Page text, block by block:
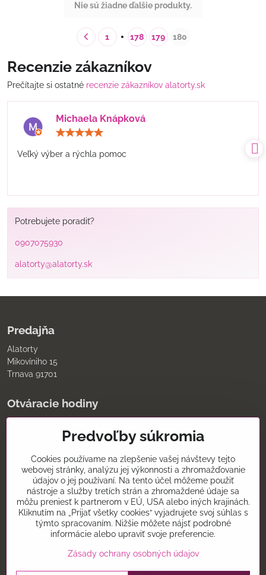
Nie sú žiadne ďalšie produkty.
1 178 179 180
Recenzie zákazníkov
Prečítajte si ostatné recenzie zákazníkov alatorty.sk
Michaela Knápková
Veľký výber a rýchla pomoc
Potrebujete poradiť?
0907075930
alatorty@alatorty.sk
Predajňa
Alatorty
Mikovíniho 15
Trnava 91701
Otváracie hodiny
9:00 - 11:30 12:00 - 18:00
nedeľa
Kontakt
0907075930
alatorty@alatorty.sk
©2026Copyright
Predvoľby súkromia
Cookies používame na zlepšenie vašej návštevy tejto
webovej stránky, analýzu jej výkonnosti a zhromažďovanie
údajov o jej používaní. Na tento účel môžeme použiť
nástroje a služby tretích strán a zhromaždené údaje sa
môžu preniesť k partnerom v EÚ, USA alebo iných krajinách.
Kliknutím na „Prijať všetky cookies“ vyjadrujete svoj súhlas s
týmto spracovaním. Nižšie môžete nájsť podrobné
informácie alebo upraviť svoje preferencie.
Zásady ochrany osobných údajov